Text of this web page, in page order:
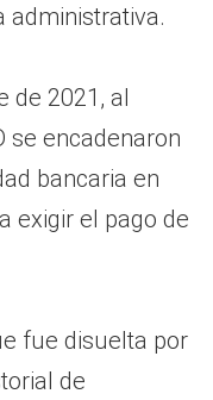
administrativa.
de 2021, al
se encadenaron
bancaria en
exigir el pago de
fue disuelta por
de